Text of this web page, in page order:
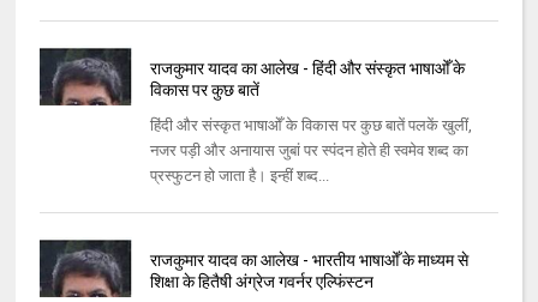
राजकुमार यादव का आलेख - हिंदी और संस्कृत भाषाओँ के
विकास पर कुछ बातें
हिंदी और संस्कृत भाषाओँ के विकास पर कुछ बातें पलकें खुलीं,
नजर पड़ी और अनायास जुबां पर स्पंदन होते ही स्वमेव शब्द का
प्रस्फुटन हो जाता है। इन्हीं शब्द...
राजकुमार यादव का आलेख - भारतीय भाषाओँ के माध्यम से
शिक्षा के हितैषी अंग्रेज गवर्नर एल्फिंस्टन